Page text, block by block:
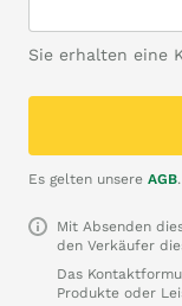
Sie erhalten eine
Es gelten unsere AGB.
Mit Absenden
den Verkäufer
Das
Produkte oder